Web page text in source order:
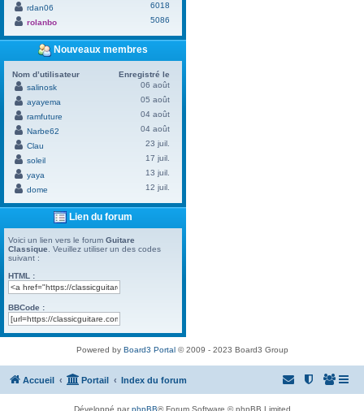
rdan06
6018
rolanbo
5086
Nouveaux membres
Nom d’utilisateur
Enregistré le
salinosk
06 août
ayayema
05 août
ramfuture
04 août
Narbe62
04 août
Clau
23 juil.
soleil
17 juil.
yaya
13 juil.
dome
12 juil.
Lien du forum
Voici un lien vers le forum Guitare
Classique . Veuillez utiliser un des codes
suivant :
HTML :
BBCode :
Powered by Board3 Portal© 2009 - 2023 Board3 Group
Accueil Portail Index du forum
Développé parphpBB® Forum Software © phpBB Limited